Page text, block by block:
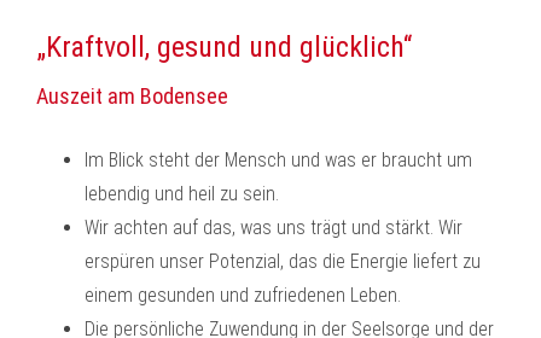
„Kraftvoll, gesund und glücklich“
Auszeit am Bodensee
Im Blick steht der Mensch und was er braucht um
lebendig und heil zu sein.
Wir achten auf das, was uns trägt und stärkt. Wir
erspüren unser Potenzial, das die Energie liefert zu
einem gesunden und zufriedenen Leben.
Die persönliche Zuwendung in der Seelsorge und der